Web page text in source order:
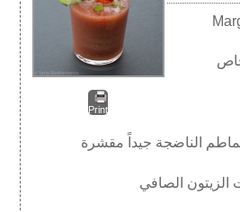
Print
الطماطم الناضجة جيداً مقشرة